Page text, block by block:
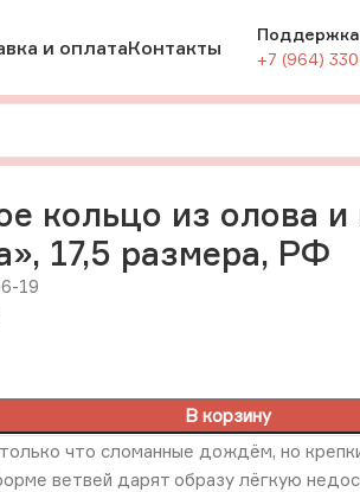
и оплатаКонтакты
Поддержка
+7 (964)
РФ
кольцо из олова
17,5 размера, РФ
19
В корзину
что сломанные дождём, но
ветвей дарят образу лёгкую